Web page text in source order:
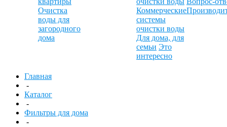
Очистка
воды для
загородного
дома
Коммерческие
системы
очистки воды
Для дома, для
семьи Это
интересно
Главная
-
Каталог
-
Фильтры для дома
-